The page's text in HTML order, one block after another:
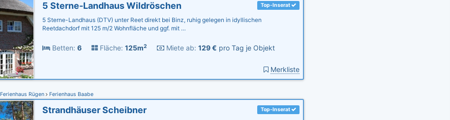
Top-Inserat
5 Sterne-Landhaus Wildröschen
5 Sterne-Landhaus (DTV) unter Reet direkt bei Binz, ruhig gelegen in idyllischen
Reetdachdorf mit 125 m/2 Wohnfläche und ggf. mit …
Betten: 6 Fläche: 125m2 Miete ab: 129 € pro Tag je Objekt
Merkliste
Ferienhaus Rügen Ferienhaus Baabe
Top-Inserat
Strandhäuser Scheibner